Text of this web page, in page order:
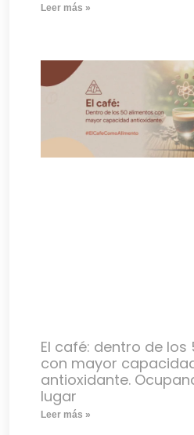
Leer más »
El café: dentro de los
con mayor
antioxidante.
lugar
Leer más »